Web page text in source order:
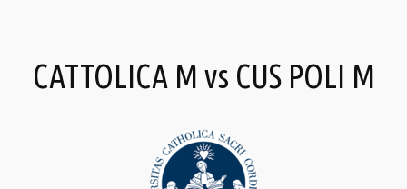
CATTOLICA M vs CUS POLI M